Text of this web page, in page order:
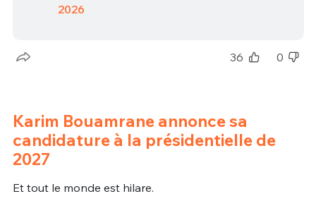
2026
36 0
Karim Bouamrane annonce sa
candidature à la présidentielle de
2027
Et tout le monde est hilare.